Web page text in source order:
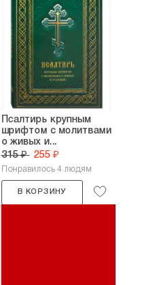
Псалтирь крупным
шрифтом с молитвами
о живых и...
315 ₽ 255 ₽
Понравилось 4 людям
В КОРЗИНУ